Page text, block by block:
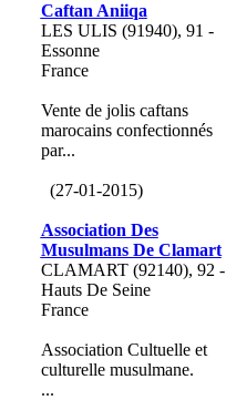
Caftan Aniiqa
LES ULIS (91940), 91 -
Essonne
France
Vente de jolis caftans
marocains confectionnés
par...
(27-01-2015)
Association Des
Musulmans De Clamart
CLAMART (92140), 92 -
Hauts De Seine
France
Association Cultuelle et
culturelle musulmane.
...